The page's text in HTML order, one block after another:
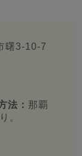
曙3-10-7
法： 那覇
。